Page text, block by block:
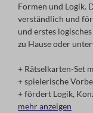
Formen und Logik. Die Rätsel sind auch ohne Lesekenntnisse
verständlich und
und erstes
zu Hause oder
+ Rätselkarten-Set
+ spielerische
+ fördert Logik,
+ Auch ohne Lesen
mehr anzeigen